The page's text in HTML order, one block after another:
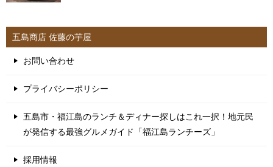
五島商店 佐藤の芋屋
お問い合わせ
プライバシーポリシー
五島市・福江島のランチ＆ディナー探しはこれ一択！地元民
が発信する最強グルメガイド「福江島ランチーズ」
採用情報